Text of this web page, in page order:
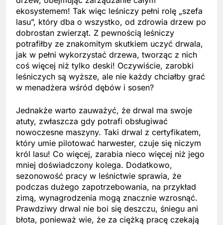
ekosystemem! Tak więc leśniczy pełni rolę „szefa
lasu”, który dba o wszystko, od zdrowia drzew po
dobrostan zwierząt. Z pewnością leśniczy
potrafiłby ze znakomitym skutkiem uczyć drwala,
jak w pełni wykorzystać drzewa, tworząc z nich
coś więcej niż tylko deski! Oczywiście, zarobki
leśniczych są wyższe, ale nie każdy chciałby grać
w menadżera wśród dębów i sosen?
Jednakże warto zauważyć, że drwal ma swoje
atuty, zwłaszcza gdy potrafi obsługiwać
nowoczesne maszyny. Taki drwal z certyfikatem,
który umie pilotować harwester, czuje się niczym
król lasu! Co więcej, zarabia nieco więcej niż jego
mniej doświadczony kolega. Dodatkowo,
sezonowość pracy w leśnictwie sprawia, że
podczas dużego zapotrzebowania, na przykład
zimą, wynagrodzenia mogą znacznie wzrosnąć.
Prawdziwy drwal nie boi się deszczu, śniegu ani
błota, ponieważ wie, że za ciężką pracę czekają